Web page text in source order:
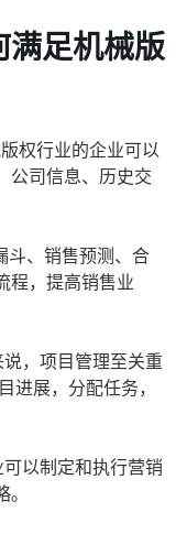
满足机械版
权行业的企业可以
公司信息、历史交
斗、销售预测、合
程，提高销售业
，项目管理至关重
进展，分配任务，
以制定和执行营销